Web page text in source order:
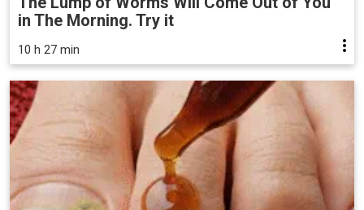
in The Morning. Try it
10 h 27 min